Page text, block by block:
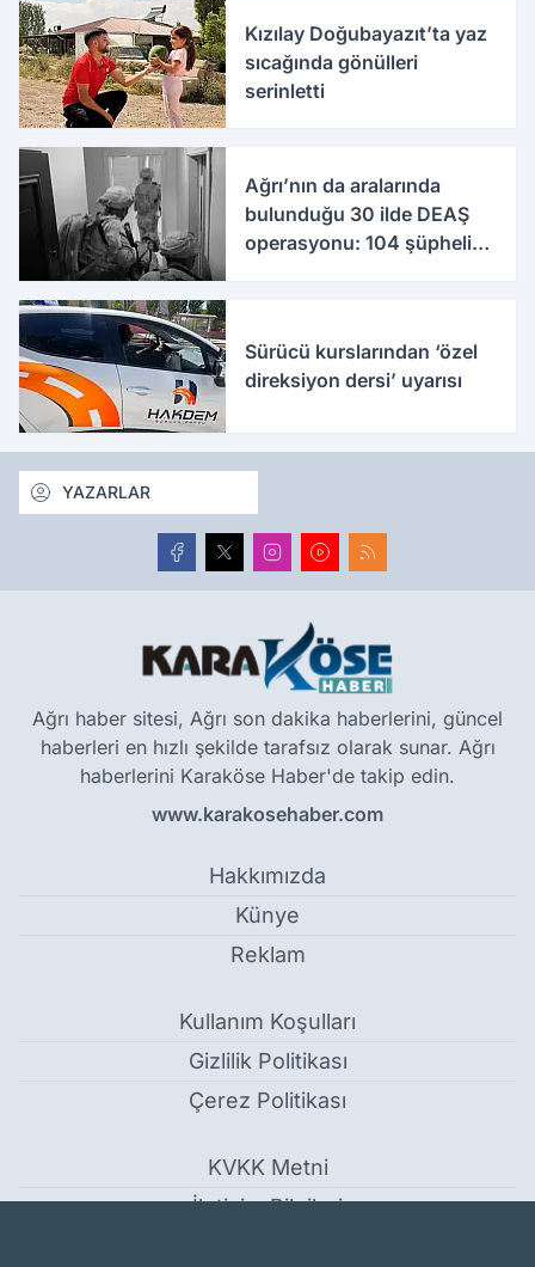
Kızılay Doğubayazıt’ta yaz
sıcağında gönülleri
serinletti
Ağrı’nın da aralarında
bulunduğu 30 ilde DEAŞ
operasyonu: 104 şüpheli
Sürücü kurslarından ‘özel
direksiyon dersi’ uyarısı
YAZARLAR
Ağrı haber sitesi, Ağrı son dakika haberlerini, güncel
haberleri en hızlı şekilde tarafsız olarak sunar. Ağrı
haberlerini Karaköse Haber'de takip edin.
www.karakosehaber.com
Hakkımızda
Künye
Reklam
Kullanım Koşulları
Gizlilik Politikası
Çerez Politikası
KVKK Metni
İletişim Bilgileri